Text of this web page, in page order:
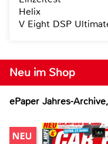
Neu im Shop
ePaper Jahres-
Helix
V Eight DSP